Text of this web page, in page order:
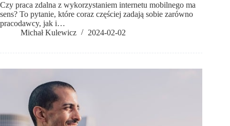
Czy praca zdalna z wykorzystaniem internetu mobilnego ma
sens? To pytanie, które coraz częściej zadają sobie zarówno
pracodawcy, jak i…
Michał Kulewicz
2024-02-02